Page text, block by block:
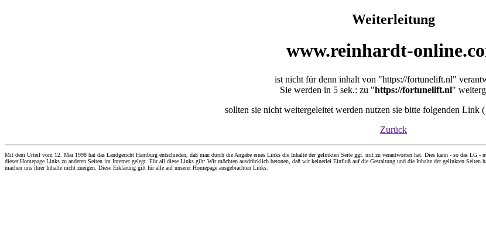
Weiterleitung
www.reinhardt-
ist nicht für denn inhalt von "https://fortunelift.nl"
Sie werden in 5 sek.: zu "https://fortunelift.nl"
sollten sie nicht weitergeleitet werden nutzen sie bitte folgenden Link (
Zurück
Mit dem Urteil vom 12. Mai 1998 hat das Landgericht Hamburg entschieden, daß man durch die Angabe eines Links die Inhalte der gelinkten Seite ggf. mit zu verantworten hat. Dies kann - so das LG -
dieser Homepage Links zu anderen Seiten im Internet gelegt. Für all diese Links gilt: Wir möchten ausdrücklich betonen, daß wir keinerlei Einfluß auf die Gestaltung und die Inhalte der gelinkten
machen uns ihrer Inhalte nicht zueigen. Diese Erklärung gilt für alle auf unserer Homepage ausgebrachten Links.